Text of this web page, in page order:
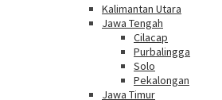
Kalimantan Utara
Jawa Tengah
Cilacap
Purbalingga
Solo
Pekalongan
Jawa Timur